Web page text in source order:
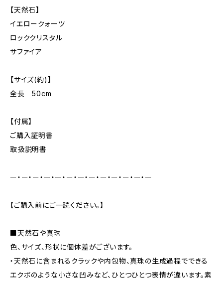
【天然石】
イエロークォーツ
ロッククリスタル
サファイア
【サイズ(約)】
全長 50cm
【付属】
ご購入証明書
取扱説明書
ー・ー・ー・ー・ー・ー・ー・ー・ー・ー・ー・ー・ー
【ご購入前にご一読ください。】
■天然石や真珠
色、サイズ、形状に個体差がございます。
・天然石に含まれるクラックや内包物、真珠の生成過程でできる
エクボのような小さな凹みなど、ひとつひとつ表情が違います。素